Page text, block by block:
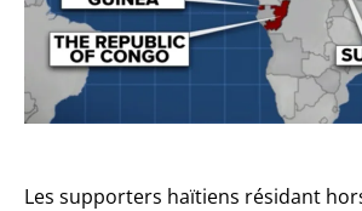
Les supporters haïtiens résidant